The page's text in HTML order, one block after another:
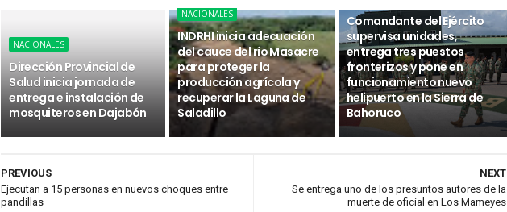
NACIONALES
Dirección Provincial de
Salud inicia jornada de
entrega e instalación de
mosquiteros en Dajabón
NACIONALES
INDRHI inicia adecuación
del cauce del río Masacre
para proteger la
producción agrícola y
recuperar la Laguna de
Saladillo
Comandante del Ejército
supervisa unidades,
entrega tres puestos
fronterizos y pone en
funcionamiento nuevo
helipuerto en la Sierra de
Bahoruco
NEXT
Se entrega uno de los presuntos autores de la
muerte de oficial en Los Mameyes
PREVIOUS
Ejecutan a 15 personas en nuevos choques entre
pandillas